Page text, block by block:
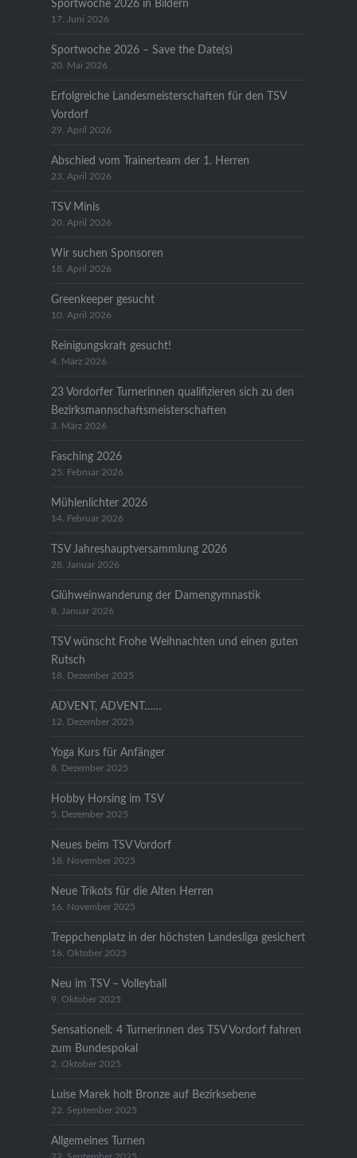
Sportwoche 2026 in Bildern
17. Juni 2026
Sportwoche 2026 – Save the Date(s)
20. Mai 2026
Erfolgreiche Landesmeisterschaften für den TSV
Vordorf
29. April 2026
Abschied vom Trainerteam der 1. Herren
23. April 2026
TSV Minis
20. April 2026
Wir suchen Sponsoren
18. April 2026
Greenkeeper gesucht
10. April 2026
Reinigungskraft gesucht!
4. März 2026
23 Vordorfer Turnerinnen qualifizieren sich zu den
Bezirksmannschaftsmeisterschaften
3. März 2026
Fasching 2026
25. Februar 2026
Mühlenlichter 2026
14. Februar 2026
TSV Jahreshauptversammlung 2026
28. Januar 2026
Glühweinwanderung der Damengymnastik
8. Januar 2026
TSV wünscht Frohe Weihnachten und einen guten
Rutsch
18. Dezember 2025
ADVENT, ADVENT……
12. Dezember 2025
Yoga Kurs für Anfänger
8. Dezember 2025
Hobby Horsing im TSV
5. Dezember 2025
Neues beim TSV Vordorf
18. November 2025
Neue Trikots für die Alten Herren
16. November 2025
Treppchenplatz in der höchsten Landesliga gesichert
16. Oktober 2025
Neu im TSV – Volleyball
9. Oktober 2025
Sensationell: 4 Turnerinnen des TSV Vordorf fahren
zum Bundespokal
2. Oktober 2025
Luise Marek holt Bronze auf Bezirksebene
22. September 2025
Allgemeines Turnen